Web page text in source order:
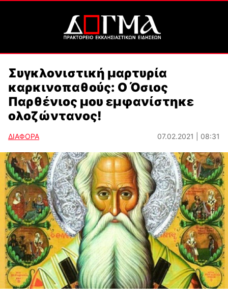
Συγκλονιστική μαρτυρία
καρκινοπαθούς: Ο Όσιος
Παρθένιος μου εμφανίστηκε
ολοζώντανος!
ΔΙΑΦΟΡΑ 07.02.2021 | 08:31